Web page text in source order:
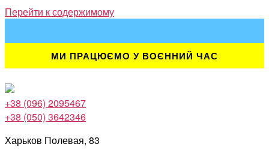
Перейти к содержимому
МИ ПРАЦЮЄМО У ВОЄННИЙ ЧАС
+38 (096) 2095467
+38 (050) 3642346
Харьков Полевая, 83